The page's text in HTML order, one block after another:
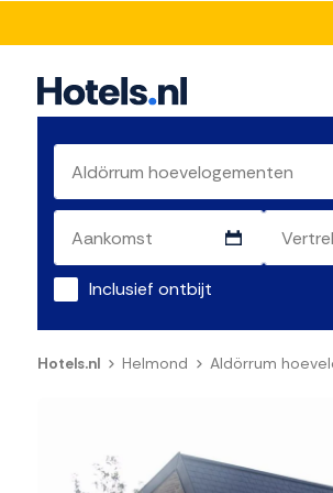
Inclusief ontbijt
Hotels.nl Helmond Aldörrum